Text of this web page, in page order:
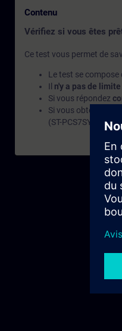
Contenu
Vérifiez si vous êtes
Ce test vous permet de
Le test se compose
Il n'y a pas de
Si vous répondez
Si vous obtenez
(ST-PCS7SYS)